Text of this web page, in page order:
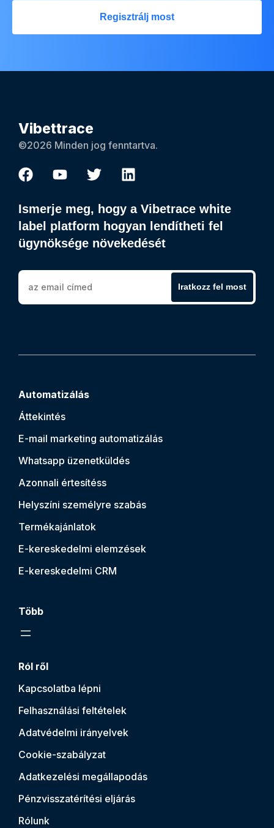
Regisztrálj most
Vibettrace
©2026 Minden jog fenntartva.
Ismerje meg, hogy a Vibetrace white
label platform hogyan lendítheti fel
ügynöksége növekedését
Iratkozz fel most
Automatizálás
Áttekintés
E-mail marketing automatizálás
Whatsapp üzenetküldés
Azonnali értesítéss
Helyszíni személyre szabás
Termékajánlatok
E-kereskedelmi elemzések
E-kereskedelmi CRM
Több
Ról ről
Kapcsolatba lépni
Felhasználási feltételek
Adatvédelmi irányelvek
Cookie-szabályzat
Adatkezelési megállapodás
Pénzvisszatérítési eljárás
Rólunk